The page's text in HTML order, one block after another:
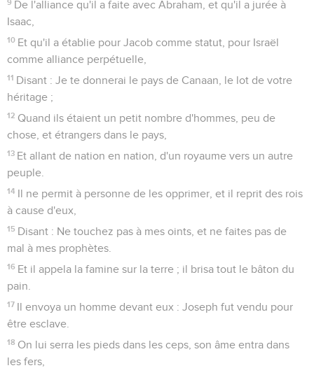
9 De l'alliance qu'il a faite avec Abraham, et qu'il a jurée à
Isaac,
10 Et qu'il a établie pour Jacob comme statut, pour Israël
comme alliance perpétuelle,
11 Disant : Je te donnerai le pays de Canaan, le lot de votre
héritage ;
12 Quand ils étaient un petit nombre d'hommes, peu de
chose, et étrangers dans le pays,
13 Et allant de nation en nation, d'un royaume vers un autre
peuple.
14 Il ne permit à personne de les opprimer, et il reprit des rois
à cause d'eux,
15 Disant : Ne touchez pas à mes oints, et ne faites pas de
mal à mes prophètes.
16 Et il appela la famine sur la terre ; il brisa tout le bâton du
pain.
17 Il envoya un homme devant eux : Joseph fut vendu pour
être esclave.
18 On lui serra les pieds dans les ceps, son âme entra dans
les fers,